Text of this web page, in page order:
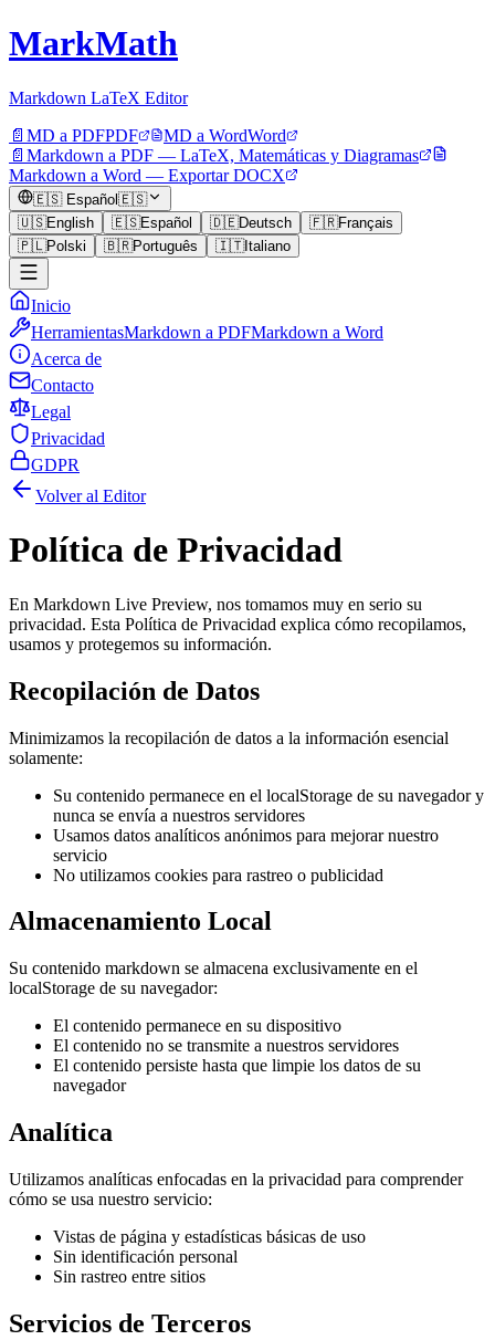
MarkMath
Markdown LaTeX Editor
📄 MD a PDFPDF MD a WordWord
📄 Markdown a PDF — LaTeX, Matemáticas y Diagramas
Markdown a Word — Exportar DOCX
🇪🇸 Español 🇪🇸
🇺🇸English 🇪🇸Español 🇩🇪Deutsch 🇫🇷Français
🇵🇱Polski 🇧🇷Português 🇮🇹Italiano
Inicio
HerramientasMarkdown a PDFMarkdown a Word
Acerca de
Contacto
Legal
Privacidad
GDPR
Volver al Editor
Política de Privacidad
En Markdown Live Preview, nos tomamos muy en serio su
privacidad. Esta Política de Privacidad explica cómo recopilamos,
usamos y protegemos su información.
Recopilación de Datos
Minimizamos la recopilación de datos a la información esencial
solamente:
Su contenido permanece en el localStorage de su navegador y
nunca se envía a nuestros servidores
Usamos datos analíticos anónimos para mejorar nuestro
servicio
No utilizamos cookies para rastreo o publicidad
Almacenamiento Local
Su contenido markdown se almacena exclusivamente en el
localStorage de su navegador:
El contenido permanece en su dispositivo
El contenido no se transmite a nuestros servidores
El contenido persiste hasta que limpie los datos de su
navegador
Analítica
Utilizamos analíticas enfocadas en la privacidad para comprender
cómo se usa nuestro servicio:
Vistas de página y estadísticas básicas de uso
Sin identificación personal
Sin rastreo entre sitios
Servicios de Terceros